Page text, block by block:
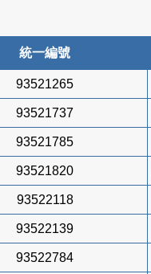
統一編號
93521265
93521737
93521785
93521820
93522118
93522139
93522784